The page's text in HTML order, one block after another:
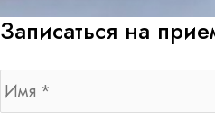
Записаться на
Имя *